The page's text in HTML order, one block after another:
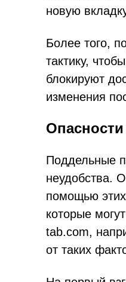
новую
Более того,
тактику,
блокируют
изменения
Поддельные
неудобства.
помощью
которые
tab.com,
от таких